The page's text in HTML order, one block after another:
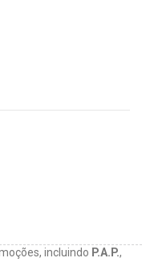
incluindo P.A.P.,